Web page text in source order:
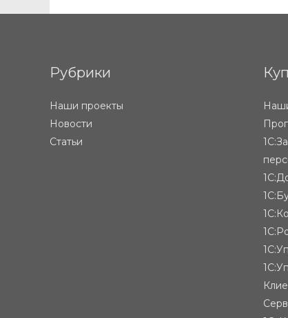
Рубрики
Наши проекты
Новости
Статьи